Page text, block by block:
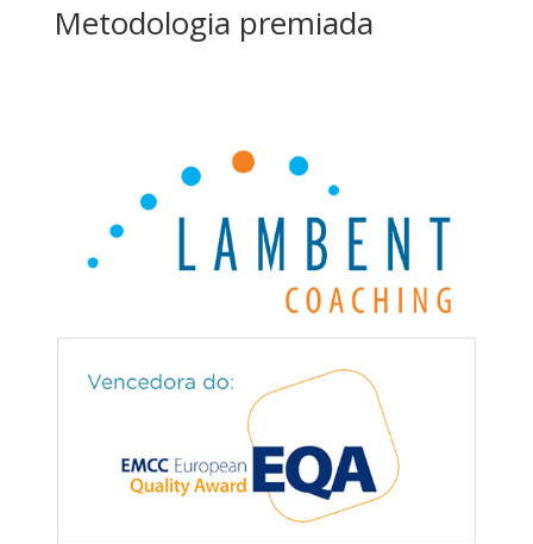
Metodologia premiada